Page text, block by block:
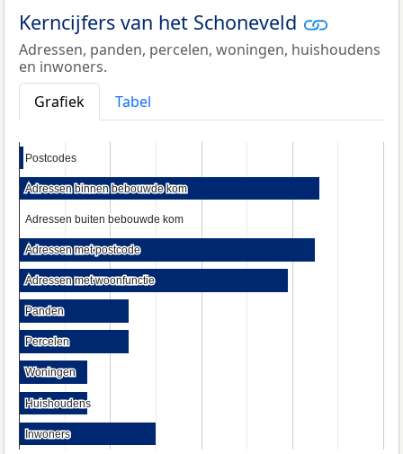
Kerncijfers van het Schoneveld
Adressen, panden, percelen, woningen, huishoudens
en inwoners.
Grafiek
Tabel
Postcodes
Postcodes
Adressen binnen bebouwde kom
Adressen binnen bebouwde kom
Adressen buiten bebouwde kom
Adressen buiten bebouwde kom
Adressen met postcode
Adressen met postcode
Adressen met woonfunctie
Adressen met woonfunctie
Panden
Panden
Percelen
Percelen
Woningen
Woningen
Huishoudens
Huishoudens
Inwoners
Inwoners